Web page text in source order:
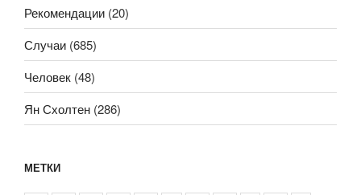
Рекомендации (20)
Случаи (685)
Человек (48)
Ян Схолтен (286)
МЕТКИ